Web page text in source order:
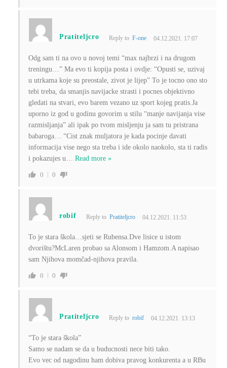
Pratiteljcro Reply toF-one 04.12.2021. 17:07
Odg sam ti na ovo u novoj temi “max najbrzi i na drugom
treningu…” Ma evo ti kopija posta i ovdje: “Opusti se, uzivaj
u utrkama koje su preostale, zivot je lijep” To je tocno ono sto
tebi treba, da smanjis navijacke strasti i pocnes objektivno
gledati na stvari, evo barem vezano uz sport kojeg pratis.Ja
uporno iz god u godinu govorim u stilu “manje navijanja vise
razmisljanja” ali ipak po tvom misljenju ja sam tu pristrana
babaroga… “Cist znak muljatora je kada pocinje davati
informacija vise nego sta treba i ide okolo naokolo, sta ti radis
i pokazujes u
Read more »
0 0
robif Reply toPratiteljcro 04.12.2021. 11:53
To je stara škola…sjeti se Rubensa.Dve lisice u istom
dvorištu?McLaren probao sa Alonsom i Hamzom.A napisao
sam Njihova momčad-njihova pravila.
0 0
Pratiteljcro Reply torobif 04.12.2021. 13:13
“To je stara škola”
Samo se nadam se da u buducnosti nece biti tako.
Evo vec od nagodinu ham dobiva pravog konkurenta a u RBu